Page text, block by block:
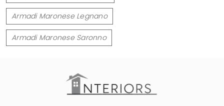
Armadi Maronese Legnano
Armadi Maronese Saronno